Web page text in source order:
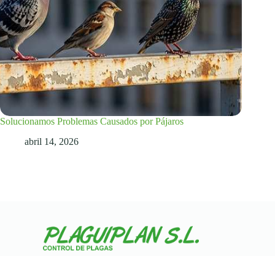
Solucionamos Problemas Causados por Pájaros
abril 14, 2026